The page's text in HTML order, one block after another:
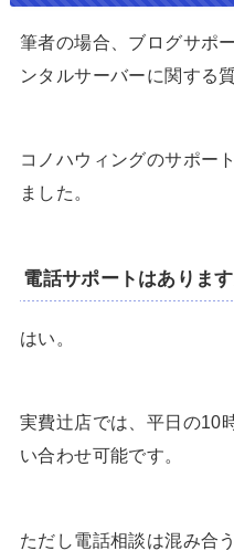
筆者の場合、ブログサポ
ンタルサーバーに関する
コノハウィングのサポー
ました。
電話サポートはあります
はい。
実費辻店では、平日の10
い合わせ可能です。
ただし電話相談は混み合